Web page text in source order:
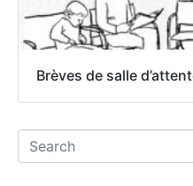
Brèves de salle